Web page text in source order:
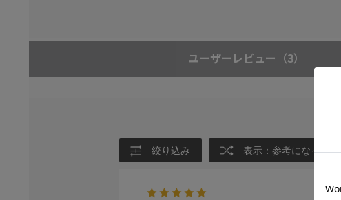
ユーザーレビュー （3）
絞り込み 表示：参考になった順